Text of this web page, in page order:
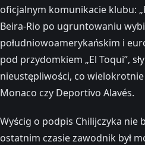
oficjalnym komunikacie klubu:
Beira-Rio po ugruntowaniu
południowoamerykańskim i
pod przydomkiem „El Toqui”,
nieustępliwości, co
Monaco czy Deportivo Alavés.
Wyścig o podpis Chilijczyka nie
ostatnim czasie zawodnik był